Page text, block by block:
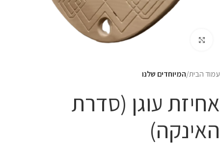
עמוד הבית המיוחדים שלנו
אחיזת עוגן (סדרת
האינקה)